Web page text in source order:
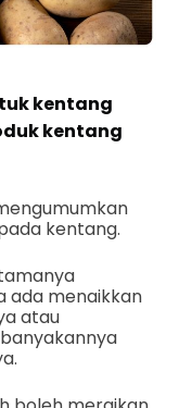
kentang
kentang
kentang.
ada menaikkan
atau